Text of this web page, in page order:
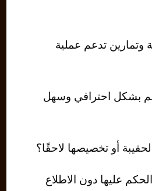
تدعم عملية
بشكل احترافي وسهل
أو تخصيصها لاحقًا؟
عليها دون الاطلاع